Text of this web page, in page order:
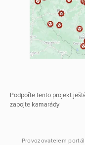
Podpořte tento projekt
zapojte kamarády
Provozovatelem